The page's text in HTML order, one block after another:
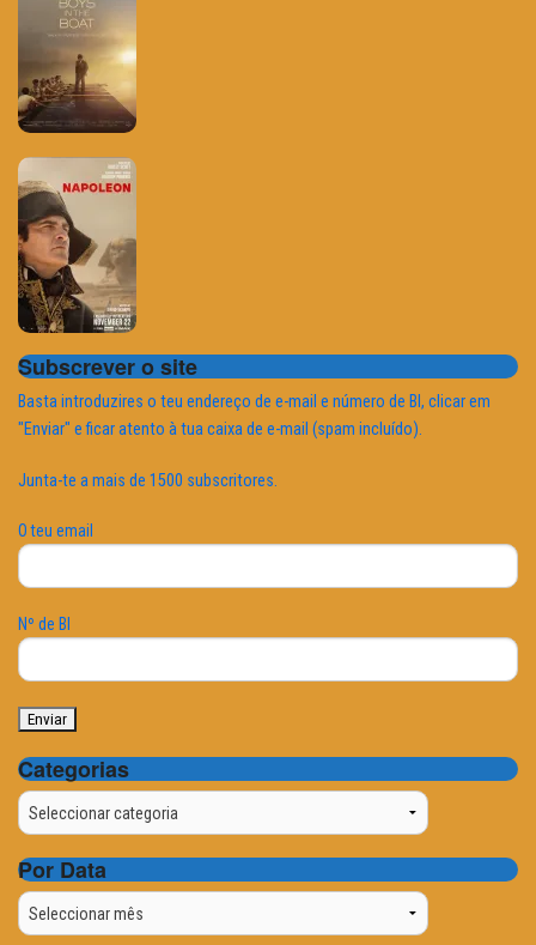
Subscrever o site
Basta introduzires o teu endereço de e-mail e número de BI, clicar em
"Enviar" e ficar atento à tua caixa de e-mail (spam incluído).
Junta-te a mais de 1500 subscritores.
O teu email
Nº de BI
Categorias
Categorias
Por Data
Por
Data